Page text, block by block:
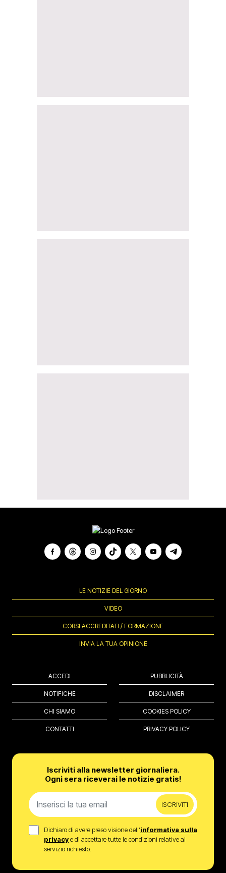
LE NOTIZIE DEL GIORNO
VIDEO
CORSI ACCREDITATI / FORMAZIONE
INVIA LA TUA OPINIONE
ACCEDI
NOTIFICHE
CHI SIAMO
CONTATTI
PUBBLICITÀ
DISCLAIMER
COOKIES POLICY
PRIVACY POLICY
Iscriviti alla newsletter giornaliera.
Ogni sera riceverai le notizie gratis!
ISCRIVITI
Dichiaro di avere preso visione dell’informativa sulla
privacye di accettare tutte le condizioni relative al
servizio richiesto.